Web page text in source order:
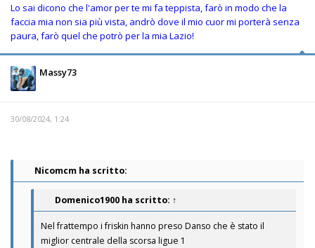
Lo sai dicono che l'amor per te mi fa teppista, farò in modo che la
faccia mia non sia più vista, andrò dove il mio cuor mi porterà senza
paura, farò quel che potrò per la mia Lazio!
Massy73
30/08/2024, 1:24
Nicomcm ha scritto:
Domenico1900 ha scritto: ↑
Nel frattempo i friskin hanno preso Danso che è stato il
miglior centrale della scorsa ligue 1